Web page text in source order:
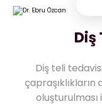
Diş
Diş teli
çapraşıklıkların